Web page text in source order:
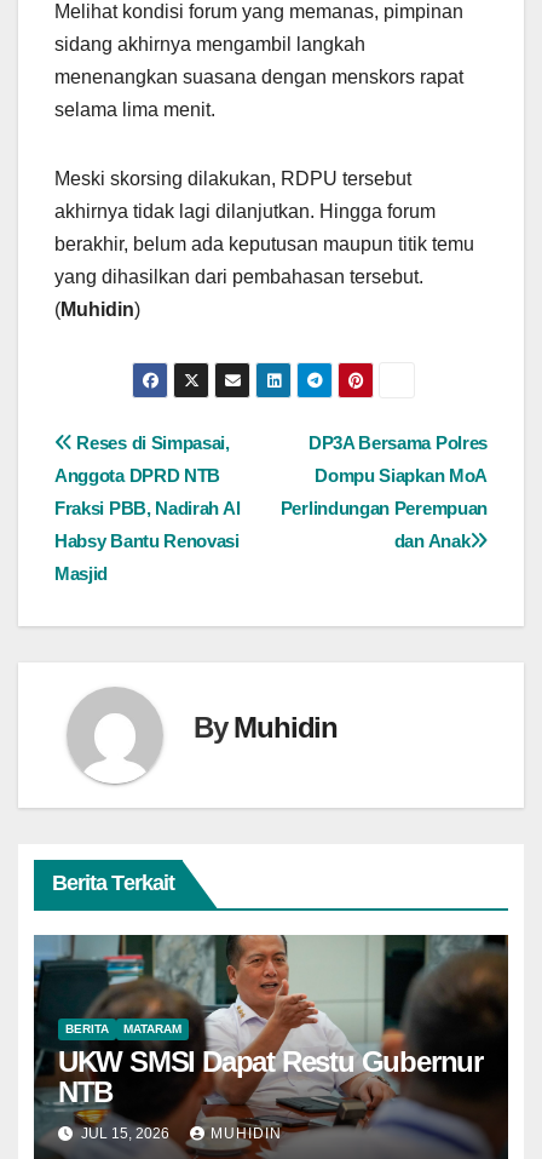
Melihat kondisi forum yang memanas, pimpinan
sidang akhirnya mengambil langkah
menenangkan suasana dengan menskors rapat
selama lima menit.
Meski skorsing dilakukan, RDPU tersebut
akhirnya tidak lagi dilanjutkan. Hingga forum
berakhir, belum ada keputusan maupun titik temu
yang dihasilkan dari pembahasan tersebut.
(Muhidin)
Navigasi
pos
DP3A Bersama Polres
Dompu Siapkan MoA
Perlindungan Perempuan
dan Anak
Reses di Simpasai,
Anggota DPRD NTB
Fraksi PBB, Nadirah Al
Habsy Bantu Renovasi
Masjid
ByMuhidin
Berita Terkait
BERITA MATARAM
UKW SMSI Dapat Restu Gubernur
NTB
JUL 15, 2026 MUHIDIN